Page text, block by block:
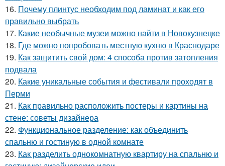
16. Почему плинтус необходим под ламинат и как его
правильно выбрать
17. Какие необычные музеи можно найти в Новокузнецке
18. Где можно попробовать местную кухню в Краснодаре
19. Как защитить свой дом: 4 способа против затопления
подвала
20. Какие уникальные события и фестивали проходят в
Перми
21. Как правильно расположить постеры и картины на
стене: советы дизайнера
22. Функциональное разделение: как объединить
спальню и гостиную в одной комнате
23. Как разделить однокомнатную квартиру на спальню и